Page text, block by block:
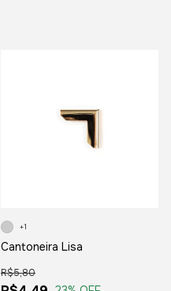
Cantoneira Lisa
R$5,80
+1